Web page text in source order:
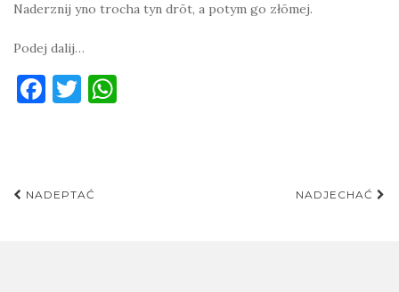
Naderznij yno trocha tyn drōt, a potym go złōmej.
Podej dalij…
F
b
T
r
Post
NADEPTAĆ NADJECHAĆ